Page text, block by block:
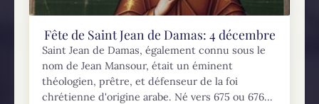
Fête de Saint Jean de Damas: 4 décembre
Saint Jean de Damas, également connu sous le
nom de Jean Mansour, était un éminent
théologien, prêtre, et défenseur de la foi
chrétienne d'origine arabe. Né vers 675 ou 676...